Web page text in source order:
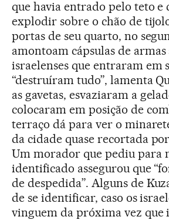
que havia entrado pelo teto e
explodir sobre o chão de
portas de seu quarto, no
amontoam cápsulas de
israelenses que entraram em
“destruíram tudo”, lamenta
as gavetas, esvaziaram a
colocaram em posição de
terraço dá para ver o
da cidade quase recortada
Um morador que pediu para
identificado assegurou que
de despedida”. Alguns de
de se identificar, caso os
vinguem da próxima vez que